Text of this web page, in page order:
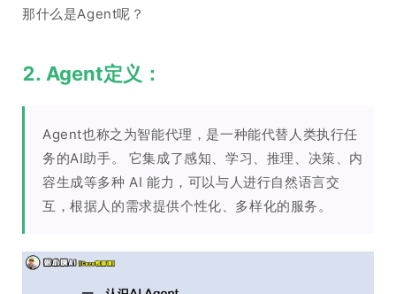
那什么是Agent呢？
2. Agent定义：
Agent也称之为智能代理，是一种能代替人类执行任
务的AI助手。 它集成了感知、学习、推理、决策、内
容生成等多种 AI 能力，可以与人进行自然语言交
互，根据人的需求提供个性化、多样化的服务。